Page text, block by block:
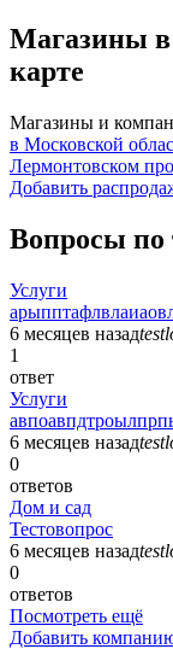
Магазины
карте
Магазины и
в Московской
Лермонтовском
Добавить
Вопросы по
Услуги
6 месяцев назад
1
ответ
Услуги
6 месяцев назад
0
ответов
Дом и сад
Тестовопрос
6 месяцев назад
0
ответов
Посмотреть ещё
Добавить